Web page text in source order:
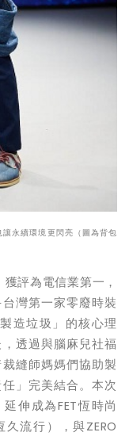
永續環境更閃亮（圖為背包
評為電信業第一，
灣第一家零廢時裝
造垃圾」的核心理
透過與腦麻兒社福
縫師媽媽們協助製
」完美結合。本次
伸成為FET恆時尚
流行），與ZERO